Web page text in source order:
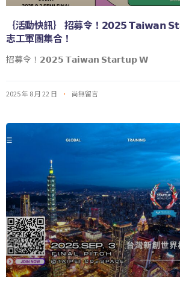
｛活動快訊｝ 招募令！𝟮𝟬𝟮𝟱 𝗧𝗮𝗶𝘄𝗮𝗻
志工軍團集合！
招募令！𝟮𝟬𝟮𝟱 𝗧𝗮𝗶𝘄𝗮𝗻 𝗦𝘁𝗮𝗿𝘁𝘂𝗽 𝗪
2025 年 8 月 22 日 尚無留言